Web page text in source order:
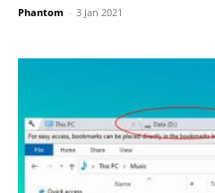
Phantom - 3 Jan 2021